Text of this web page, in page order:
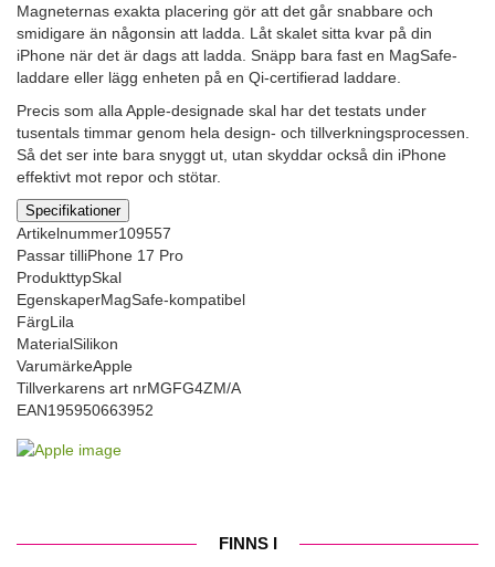
Magneternas exakta placering gör att det går snabbare och
smidigare än någonsin att ladda. Låt skalet sitta kvar på din
iPhone när det är dags att ladda. Snäpp bara fast en MagSafe-
laddare eller lägg enheten på en Qi-certifierad laddare.
Precis som alla Apple-designade skal har det testats under
tusentals timmar genom hela design- och tillverkningsprocessen.
Så det ser inte bara snyggt ut, utan skyddar också din iPhone
effektivt mot repor och stötar.
Specifikationer
Artikelnummer109557
Passar tilliPhone 17 Pro
ProdukttypSkal
EgenskaperMagSafe-kompatibel
FärgLila
MaterialSilikon
VarumärkeApple
Tillverkarens art nrMGFG4ZM/A
EAN195950663952
FINNS I